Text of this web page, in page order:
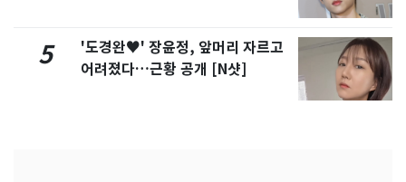
5
'도경완♥' 장윤정, 앞머리 자르고
어려졌다…근황 공개 [N샷]